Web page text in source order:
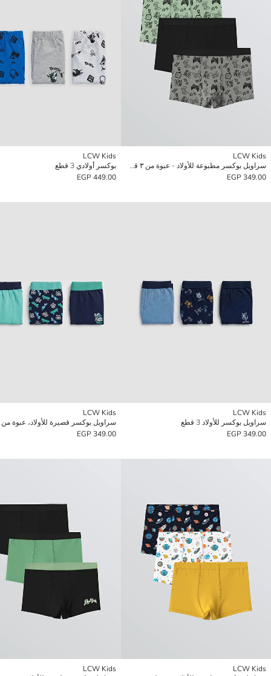
LCW Kids
سراويل بوكسر مطبوعة للأولاد - عبوة من ٣ قطع
349.00 EGP
LCW Kids
بوكسر أولادي 3 قطع
449.00 EGP
LCW Kids
سراويل بوكسر للأولاد 3 قطع
349.00 EGP
LCW Kids
سراويل بوكسر قصيرة للأولاد، عبوة من 3 قطع
349.00 EGP
LCW Kids
LCW Kids